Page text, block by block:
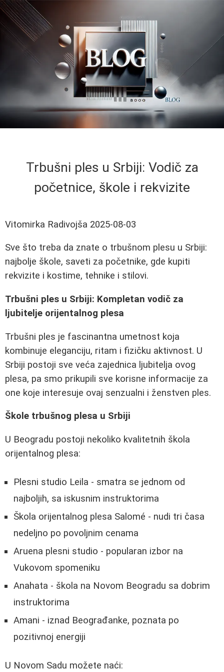
Trbušni ples u Srbiji: Vodič za
početnice, škole i rekvizite
Vitomirka Radivojša 2025-08-03
Sve što treba da znate o trbušnom plesu u Srbiji:
najbolje škole, saveti za početnike, gde kupiti
rekvizite i kostime, tehnike i stilovi.
Trbušni ples u Srbiji: Kompletan vodič za
ljubitelje orijentalnog plesa
Trbušni ples je fascinantna umetnost koja
kombinuje eleganciju, ritam i fizičku aktivnost. U
Srbiji postoji sve veća zajednica ljubitelja ovog
plesa, pa smo prikupili sve korisne informacije za
one koje interesuje ovaj senzualni i ženstven ples.
Škole trbušnog plesa u Srbiji
U Beogradu postoji nekoliko kvalitetnih škola
orijentalnog plesa:
Plesni studio Leila - smatra se jednom od
najboljih, sa iskusnim instruktorima
Škola orijentalnog plesa Salomé - nudi tri časa
nedeljno po povoljnim cenama
Aruena plesni studio - popularan izbor na
Vukovom spomeniku
Anahata - škola na Novom Beogradu sa dobrim
instruktorima
Amani - iznad Beograđanke, poznata po
pozitivnoj energiji
U Novom Sadu možete naći: